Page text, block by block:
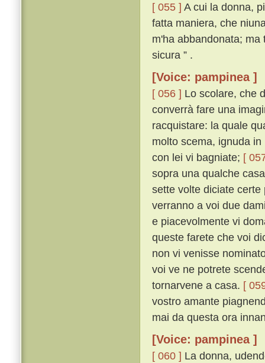
[ 055 ] A cui la donna,
fatta maniera, che
m'ha abbandonata;
sicura ” .
[Voice: pampinea ]
[ 056 ] Lo scolare, che
converrà fare una
racquistare: la quale
molto scema, ignuda
con lei vi bagniate; [
sopra una qualche
sette volte diciate
verranno a voi due
e piacevolmente vi
queste farete che voi
non vi venisse
voi ve ne potrete
tornarvene a casa. [
vostro amante
mai da questa ora
[Voice: pampinea ]
[ 060 ] La donna,